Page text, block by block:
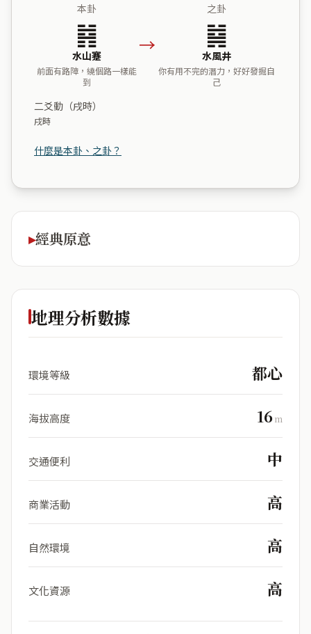
本卦
䷦
水山蹇
前面有路障，繞個路一樣能
到
→
之卦
䷯
水風井
你有用不完的潛力，好好發掘自
己
二爻動（戌時）
戌時
什麼是本卦、之卦？
經典原意
地理分析數據
環境等級 都心
海拔高度 16m
交通便利 中
商業活動 高
自然環境 高
文化資源 高